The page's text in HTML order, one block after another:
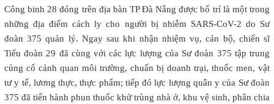
Công binh 28 đóng trên địa bàn TP Đà Nẵng được bố trí là một trong
những địa điểm cách ly cho người bị nhiễm SARS-CoV-2 do Sư
đoàn 375 quản lý. Ngay sau khi nhận nhiệm vụ, cán bộ, chiến sĩ
Tiểu đoàn 29 đã cùng với các lực lượng của Sư đoàn 375 tập trung
củng cố cảnh quan môi trường, chuẩn bị doanh trại, thuốc men, vật
tư y tế, lương thực, thực phẩm; tiếp đó lực lượng quân y của Sư đoàn
375 đã tiến hành phun thuốc khử trùng nhà ở, khu vệ sinh, phân chia